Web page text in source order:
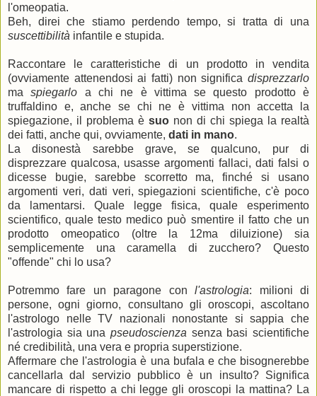
l'omeopatia.
Beh, direi che stiamo perdendo tempo, si tratta di una
suscettibilità infantile e stupida.
Raccontare le caratteristiche di un prodotto in vendita
(ovviamente attenendosi ai fatti) non significa disprezzarlo
maspiegarlo a chi ne è vittima se questo prodotto è
truffaldino e, anche se chi ne è vittima non accetta la
spiegazione, il problema è suo non di chi spiega la realtà
dei fatti, anche qui, ovviamente, dati in mano.
La disonestà sarebbe grave, se qualcuno, pur di
disprezzare qualcosa, usasse argomenti fallaci, dati falsi o
dicesse bugie, sarebbe scorretto ma, finché si usano
argomenti veri, dati veri, spiegazioni scientifiche, c'è poco
da lamentarsi. Quale legge fisica, quale esperimento
scientifico, quale testo medico può smentire il fatto che un
prodotto omeopatico (oltre la 12ma diluizione) sia
semplicemente una caramella di zucchero? Questo
"offende" chi lo usa?
Potremmo fare un paragone conl'astrologia: milioni di
persone, ogni giorno, consultano gli oroscopi, ascoltano
l'astrologo nelle TV nazionali nonostante si sappia che
l'astrologia sia una pseudoscienza senza basi scientifiche
né credibilità, una vera e propria superstizione.
Affermare che l'astrologia è una bufala e che bisognerebbe
cancellarla dal servizio pubblico è un insulto? Significa
mancare di rispetto a chi legge gli oroscopi la mattina? La